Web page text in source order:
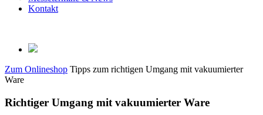
Kontakt
Zum Onlineshop Tipps zum richtigen Umgang mit vakuumierter
Ware
Richtiger Umgang mit vakuumierter Ware